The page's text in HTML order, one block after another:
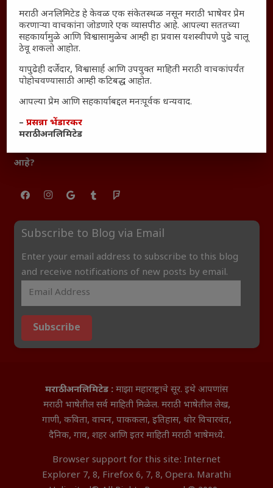
तरुणांच्या मनात नेमकं काय चाललंय?
यश आणि आत्मविश्वास: स्वप्नांना वास्तवात बदलण्याची शक्ती
महाराष्ट्रातील बदलत्या हवामानाचा शेतीवर वाढता परिणाम:
शेतकऱ्यांसमोरील नवीन आव्हाने आणि संधी
महाराष्ट्र आणि संपूर्ण भारतातील शेतकऱ्यांना मान्सूनचे महत्त्व
‘कॉकरोच जनता पार्टी’ची वेबसाईट अचानक डाउन; सोशल
सार्वजनिक नोंद: पेमेंट डिफॉल्ट प्रकरण – Kris Ankem [FFME]
आहे?
Subscribe to Blog via Email
Enter your email address to subscribe to this blog
and receive notifications of new posts by email.
Subscribe
मराठी अनलिमिटेड : माझा महाराष्ट्राचे सूर. इथे आपणांस
मराठी भाषेतील सर्व माहिती मिळेल. मराठी भाषेतील लेख,
गाणी, कविता, वाचन, पाककला, इतिहास, थोर विचारवंत,
दैनिक, गाव, शहर आणि इतर माहिती मराठी भाषेमध्ये.
Browser support for this site: Internet
Explorer 7, 8, Firefox 6, 7, 8, Opera. Marathi
मराठी अनलिमिटेड हे केवळ एक संकेतस्थळ नसून मराठी भाषेवर प्रेम
करणाऱ्या वाचकांना जोडणारे एक व्यासपीठ आहे. आपल्या सततच्या
सहकार्यामुळे आणि विश्वासामुळेच आम्ही हा प्रवास यशस्वीपणे पुढे चालू
ठेवू शकलो आहोत.
यापुढेही दर्जेदार, विश्वासार्ह आणि उपयुक्त माहिती मराठी वाचकांपर्यंत
पोहोचवण्यासाठी आम्ही कटिबद्ध आहोत.
आपल्या प्रेम आणि सहकार्याबद्दल मनःपूर्वक धन्यवाद.
–प्रसन्ना भेंडारकर
मराठी अनलिमिटेड